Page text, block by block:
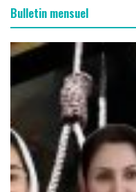
Bulletin mensuel